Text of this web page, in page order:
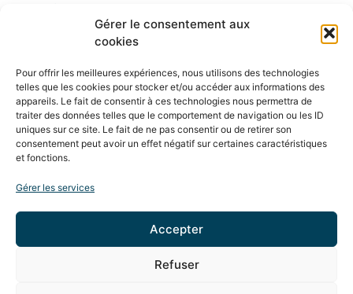
Gérer le consentement aux
cookies
Pour offrir les meilleures expériences, nous utilisons des technologies
telles que les cookies pour stocker et/ou accéder aux informations des
appareils. Le fait de consentir à ces technologies nous permettra de
traiter des données telles que le comportement de navigation ou les ID
uniques sur ce site. Le fait de ne pas consentir ou de retirer son
consentement peut avoir un effet négatif sur certaines caractéristiques
et fonctions.
Gérer les services
Accepter
Refuser
Gestion et supervisiondu fournisseur
Bilan de ce projet :
Livré à ladate contractuelle
Bilan financier positif,marge initiale
garantie
Création Agence MagicWeb